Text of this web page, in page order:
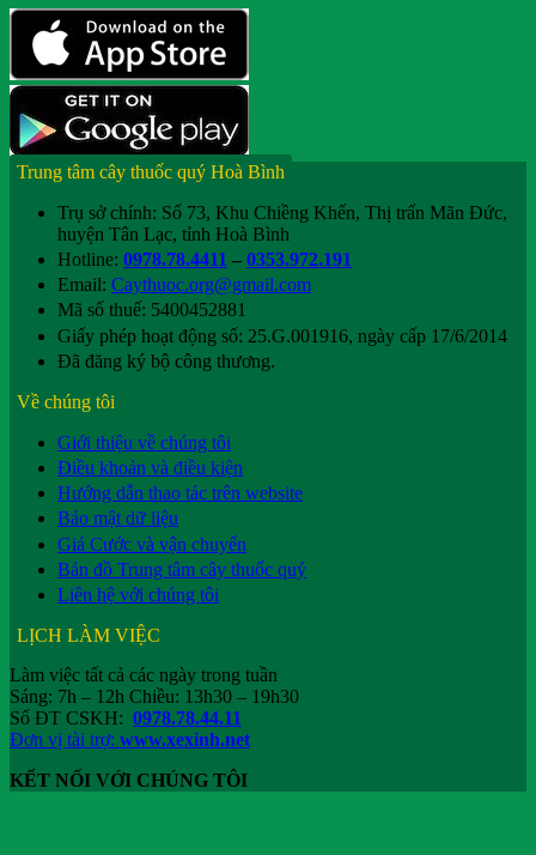
Trung tâm cây thuốc quý Hoà Bình
Trụ sở chính: Số 73, Khu Chiềng Khến, Thị trấn Mãn Đức,
huyện Tân Lạc, tỉnh Hoà Bình
Hotline: 0978.78.4411 – 0353.972.191
Email: Caythuoc.org@gmail.com
Mã số thuế: 5400452881
Giấy phép hoạt động số: 25.G.001916, ngày cấp 17/6/2014
Đã đăng ký bộ công thương.
Về chúng tôi
Giới thiệu về chúng tôi
Điều khoản và điều kiện
Hướng dẫn thao tác trên website
Bảo mật dữ liệu
Giá Cước và vận chuyển
Bản đồ Trung tâm cây thuốc quý
Liên hệ với chúng tôi
LỊCH LÀM VIỆC
Làm việc tất cả các ngày trong tuần
Sáng: 7h – 12h Chiều: 13h30 – 19h30
Số ĐT CSKH: 0978.78.44.11
Đơn vị tài trợ: www.xexinh.net
KẾT NỐI VỚI CHÚNG TÔI